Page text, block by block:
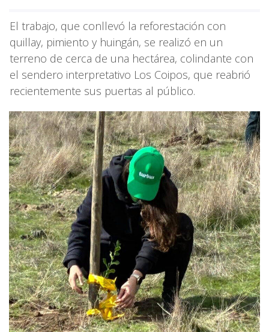
El trabajo, que conllevó la reforestación con
quillay, pimiento y huingán, se realizó en un
terreno de cerca de una hectárea, colindante con
el sendero interpretativo Los Coipos, que reabrió
recientemente sus puertas al público.